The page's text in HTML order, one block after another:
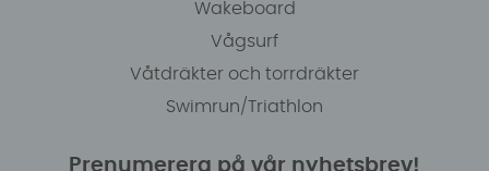
Wakeboard
Vågsurf
Våtdräkter och torrdräkter
Swimrun/Triathlon
Prenumerera på vår nyhetsbrev!